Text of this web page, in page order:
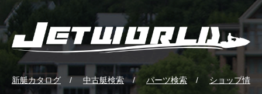
新艇カタログ 中古艇検索 パーツ検索 ショップ情